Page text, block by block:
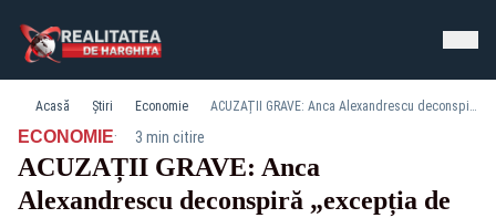
Acasă Știri Economie ACUZAȚII GRAVE: Anca Alexandrescu deconspiră „excepția de sâmbătă” pentru o firmă din siajul lui Coldea
ECONOMIE· 3 min citire
ACUZAȚII GRAVE: Anca
Alexandrescu deconspiră „excepția de